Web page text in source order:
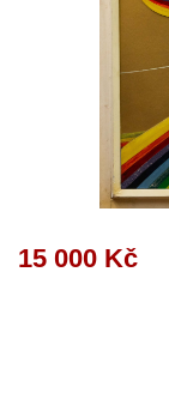
15 000 Kč